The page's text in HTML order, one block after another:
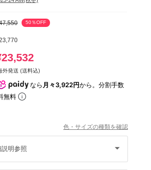
50％OFF
外発送 (送料込)
なら 月々3,922円から。分割手数
無料
色・サイズの種類を確認
明参照